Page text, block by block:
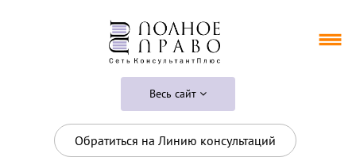
Весь сайт
Обратиться на Линию консультаций